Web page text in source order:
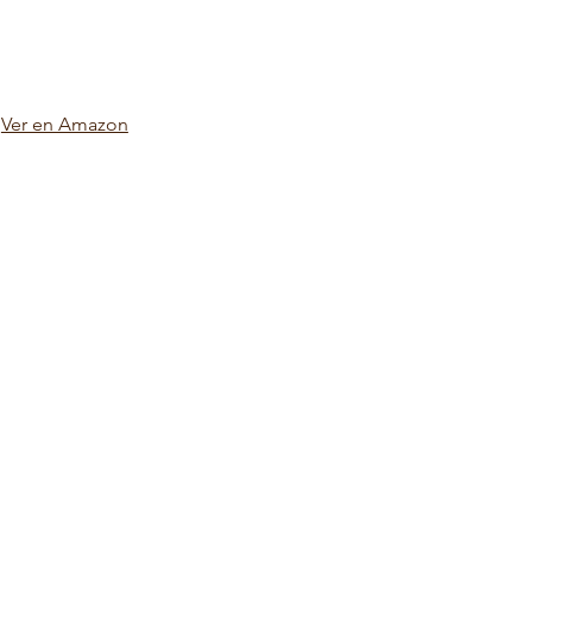
Ver en Amazon